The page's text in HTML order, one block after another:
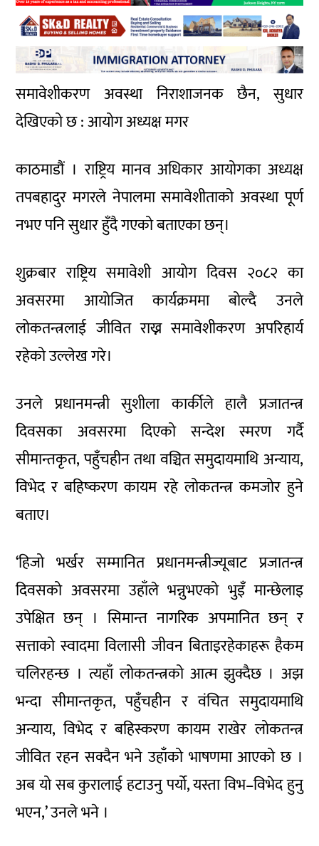
समावेशीकरण अवस्था निराशाजनक छैन, सुधार
देखिएको छ : आयोग अध्यक्ष मगर
काठमाडौं । राष्ट्रिय मानव अधिकार आयोगका अध्यक्ष
तपबहादुर मगरले नेपालमा समावेशीताको अवस्था पूर्ण
नभए पनि सुधार हुँदै गएको बताएका छन्।
शुक्रबार राष्ट्रिय समावेशी आयोग दिवस २०८२ का
अवसरमा आयोजित कार्यक्रममा बोल्दै उनले
लोकतन्त्रलाई जीवित राख्न समावेशीकरण अपरिहार्य
रहेको उल्लेख गरे।
उनले प्रधानमन्त्री सुशीला कार्कीले हालै प्रजातन्त्र
दिवसका अवसरमा दिएको सन्देश स्मरण गर्दै
सीमान्तकृत, पहुँचहीन तथा वञ्चित समुदायमाथि अन्याय,
विभेद र बहिष्करण कायम रहे लोकतन्त्र कमजोर हुने
बताए।
‘हिजो भर्खर सम्मानित प्रधानमन्त्रीज्यूबाट प्रजातन्त्र
दिवसको अवसरमा उहाँले भन्नुभएको भुइँ मान्छेलाइ
उपेक्षित छन् । सिमान्त नागरिक अपमानित छन् र
सत्ताको स्वादमा विलासी जीवन बिताइरहेकाहरू हैकम
चलिरहन्छ । त्यहाँ लोकतन्त्रको आत्म झुक्दैछ । अझ
भन्दा सीमान्तकृत, पहुँचहीन र वंचित समुदायमाथि
अन्याय, विभेद र बहिस्करण कायम राखेर लोकतन्त्र
जीवित रहन सक्दैन भने उहाँको भाषणमा आएको छ ।
अब यो सब कुरालाई हटाउनु पर्यो, यस्ता विभ–विभेद हुनु
भएन,’ उनले भने ।